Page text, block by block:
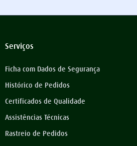
Serviços
Ficha com Dados de Segurança
Histórico de Pedidos
Certificados de Qualidade
Assistências Técnicas
Rastreio de Pedidos